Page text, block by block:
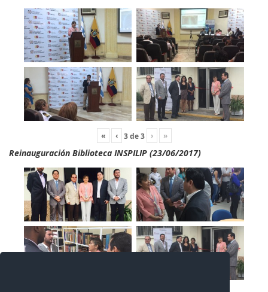
« ‹ 3de3 › »
Reinauguración Biblioteca INSPILIP (23/06/2017)